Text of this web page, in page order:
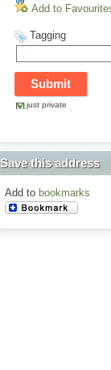
Add to
Tagging
just private
Save this address
Add to bookmarks